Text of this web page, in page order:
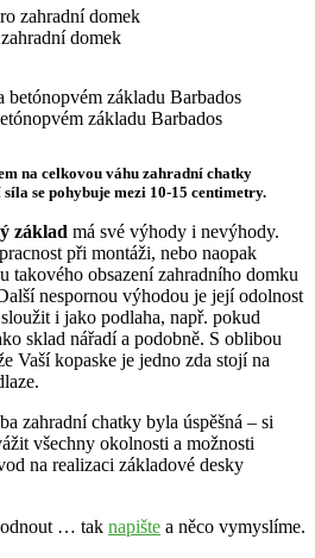
domek
základu Barbados
na celkovou váhu zahradní chatky
se pohybuje mezi 10-15 centimetry.
základ má své výhody i nevýhody.
při montáži, nebo naopak
takového obsazení zahradního domku
nespornou výhodou je její odolnost
i jako podlaha, např. pokud
sklad nářadí a podobně. S oblibou
Vaší kopaske je jedno zda stojí na
zahradní chatky byla úspěšná – si
všechny okolnosti a možnosti
na realizaci základové desky
… tak napište a něco vymyslíme.